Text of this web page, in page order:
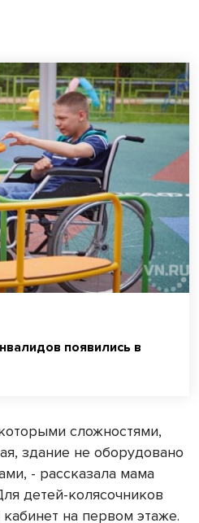
появились в
сложностями,
здание не оборудовано
- рассказала мама
детей-колясочников
на первом этаже.